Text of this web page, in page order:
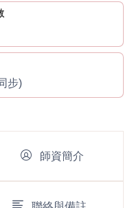
步)
師資簡介